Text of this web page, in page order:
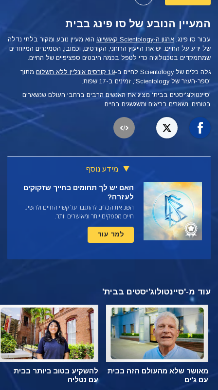
המעיין הנובע של סו פינג בבית
עבור סו פינג, ארגון ה-Scientology קאושיונג
הוא מעיין נובע ומקור בלתי נדלה
של ידע על החיים. יש את הייעוץ הרוחני, הקורסים, וכמובן, הסמינרים המיוחדים
שמתמקדים בטכנולוגיה כדי לטפל בכמה היבטים ספציפיים של החיים.
גלה כלים של Scientology לחיים ב-
19 קורסים אונליין ללא תשלום
מתוך
'ספר-העזר של Scientology', זמינים ב-17 שפות.
'סיינטולוג'יסטים בבית' מציג את האנשים הרבים ברחבי העולם שנשארים
בטוחים, נשארים בריאים ומשגשגים בחיים.
מידע נוסף
האם יש לך תחומים בחייך שזקוקים
לעזרה?
השג את הכלים להתגבר על קשיי החיים ולהשיג
חיים מספקים יותר ומאושרים יותר.
למד עוד
עוד מ-'סיינטולוג'יסטים בבית'
מאושר שלא מהעולם הזה בבית
עם ג'ים
להשקיע בטוב ביותר בבית
עם נטליה